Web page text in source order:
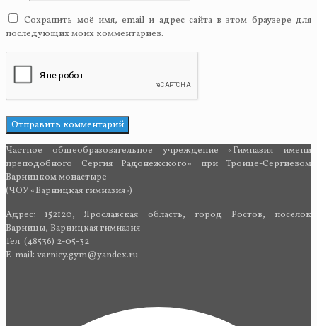
Сохранить моё имя, email и адрес сайта в этом браузере для
последующих моих комментариев.
Частное общеобразовательное учреждение «Гимназия имени
преподобного Сергия Радонежского» при Троице-Сергиевом
Варницком монастыре
(ЧОУ «Варницкая гимназия»)
Адрес: 152120, Ярославская область, город Ростов, поселок
Варницы, Варницкая гимназия
Тел: (48536) 2-05-32
E-mail: varnicy.gym@yandex.ru